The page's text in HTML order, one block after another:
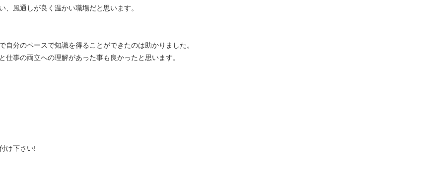
風通しが良く温かい職場だと思います。
分のペースで知識を得ることができたのは助かりました。
事の両立への理解があった事も良かったと思います。
け下さい!